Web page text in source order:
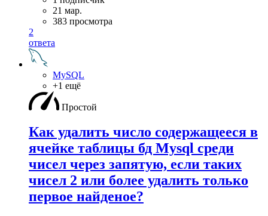
21 мар.
383 просмотра
2
ответа
MySQL
+1 ещё
Простой
Как удалить число содержащееся в
ячейке таблицы бд Mysql среди
чисел через запятую, если таких
чисел 2 или более удалить только
первое найденое?